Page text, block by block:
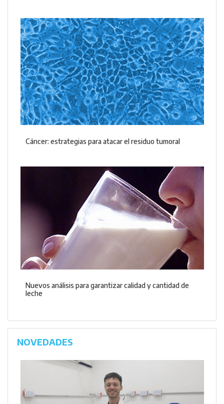
Cáncer: estrategias para atacar el residuo tumoral
Nuevos análisis para garantizar calidad y cantidad de
leche
NOVEDADES